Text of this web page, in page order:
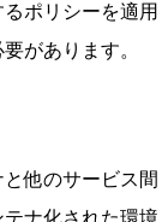
ポリシーを適用
があります。
他のサービス間
ナ化された環境